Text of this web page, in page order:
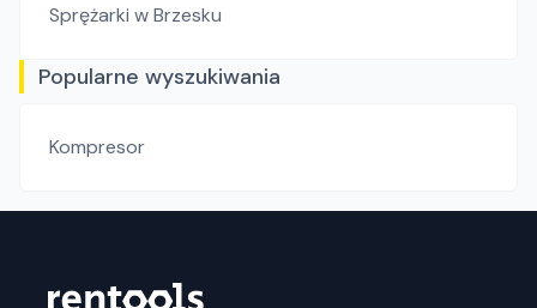
Sprężarki w Brzesku
Popularne wyszukiwania
Kompresor